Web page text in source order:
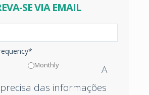
SE VIA EMAIL
*
Monthly
A
das informações